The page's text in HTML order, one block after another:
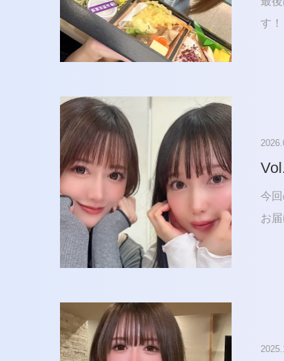
す！
今
お